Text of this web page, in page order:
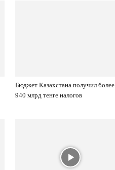
Бюджет Казахстана получил более
940 млрд тенге налогов